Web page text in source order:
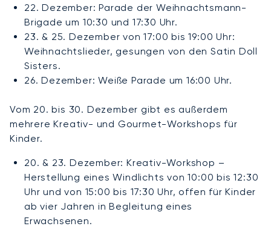
22. Dezember: Parade der Weihnachtsmann-
Brigade um 10:30 und 17:30 Uhr.
23. & 25. Dezember von 17:00 bis 19:00 Uhr:
Weihnachtslieder, gesungen von den Satin Doll
Sisters.
26. Dezember: Weiße Parade um 16:00 Uhr.
Vom 20. bis 30. Dezember gibt es außerdem
mehrere Kreativ- und Gourmet-Workshops für
Kinder.
20. & 23. Dezember: Kreativ-Workshop –
Herstellung eines Windlichts von 10:00 bis 12:30
Uhr und von 15:00 bis 17:30 Uhr, offen für Kinder
ab vier Jahren in Begleitung eines
Erwachsenen.